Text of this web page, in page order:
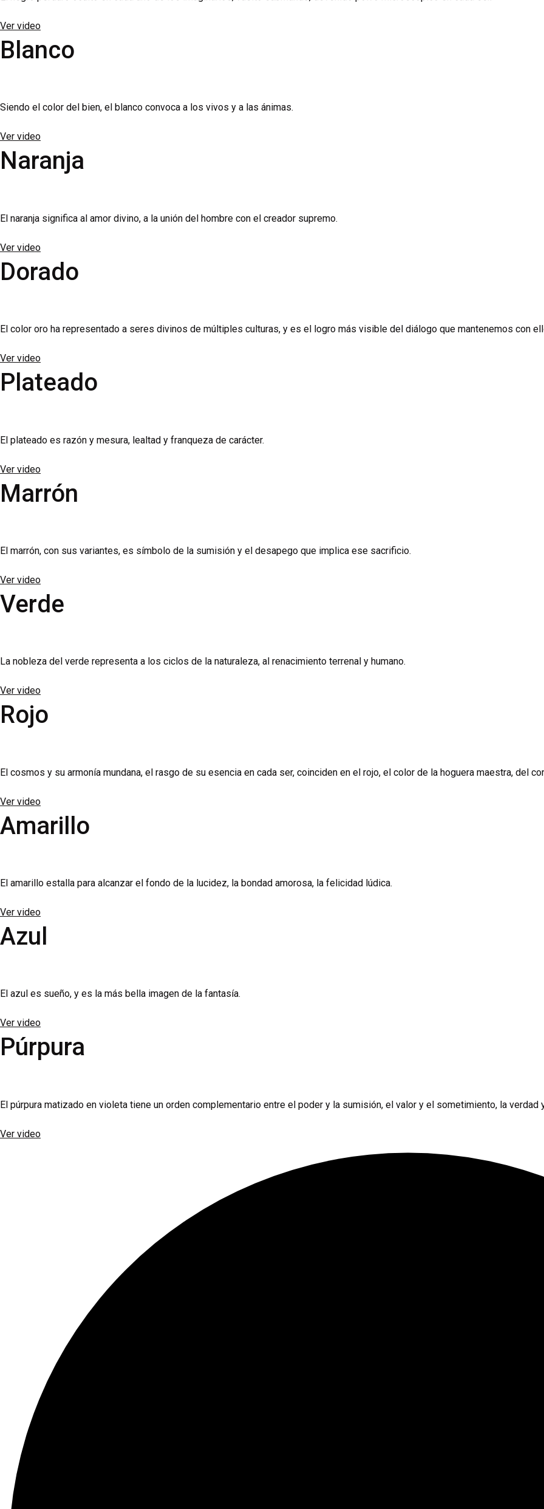
Ver video
Blanco
Siendo el color del bien, el blanco convoca a los vivos y a las ánimas.
Ver video
Naranja
El naranja significa al amor divino, a la unión del hombre con el creador supremo.
Ver video
Dorado
El color oro ha representado a seres divinos de múltiples culturas, y es el logro más visible del diálogo que mantenemos con
Ver video
Plateado
El plateado es razón y mesura, lealtad y franqueza de carácter.
Ver video
Marrón
El marrón, con sus variantes, es símbolo de la sumisión y el desapego que implica ese sacrificio.
Ver video
Verde
La nobleza del verde representa a los ciclos de la naturaleza, al renacimiento terrenal y humano.
Ver video
Rojo
El cosmos y su armonía mundana, el rasgo de su esencia en cada ser, coinciden en el rojo, el color de la hoguera maestra, del
Ver video
Amarillo
El amarillo estalla para alcanzar el fondo de la lucidez, la bondad amorosa, la felicidad lúdica.
Ver video
Azul
El azul es sueño, y es la más bella imagen de la fantasía.
Ver video
Púrpura
El púrpura matizado en violeta tiene un orden complementario entre el poder y la sumisión, el valor y el sometimiento, la verdad
Ver video